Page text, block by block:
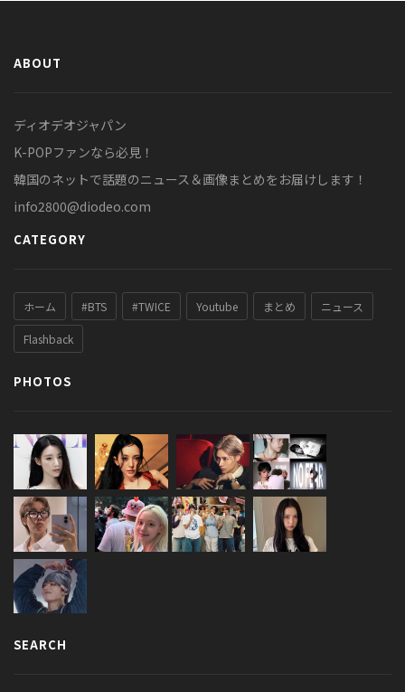
ABOUT
ディオデオジャパン
K-POPファンなら必見！
韓国のネットで話題のニュース＆画像まとめをお届けします！
info2800@diodeo.com
CATEGORY
ホーム #BTS #TWICE Youtube まとめ ニュース
Flashback
PHOTOS
SEARCH